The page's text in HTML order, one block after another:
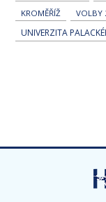
KROMĚŘÍŽ VOLBY
UNIVERZITA